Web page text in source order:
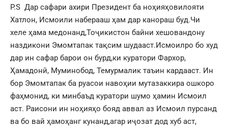
P.S Дар сафари ахири Президент ба ноҳияҳовилояти
Хатлон, Исмоили наберааш ҳам дар канораш буд.Чи
хеле ҳама медонанд,Тоҷикистон байни хешовандону
наздикони Эмомтапак тақсим шудааст.Исмоилро бо худ
дар ин сафар барои он бурд,ки куратори Фархор,
Ҳамадонӣ, Муминобод, Темурмалик таъин кардааст. Ин
бор Эмомтапак ба руасои навоҳии мутазаккира ошкоро
фаҳмонид, ки минбаъд куратори шумо ҳамин Исмоил
аст. Раисони ин ноҳияҳо бояд аввал аз Исмоил пурсанд
ва бо вай ҳамоҳанг кунанд,агар иҷозат дод хуб аст,